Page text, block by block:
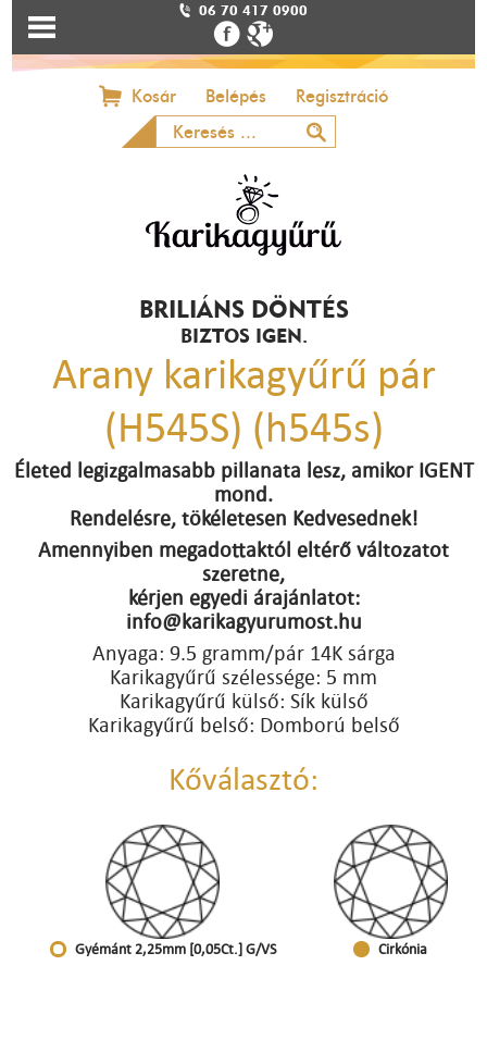
06 70 417 0900
Kosár Belépés Regisztráció
BRILIÁNS DÖNTÉS
BIZTOS IGEN.
Arany karikagyűrű pár
(H545S) (h545s)
Életed legizgalmasabb pillanata lesz, amikor IGENT
mond.
Rendelésre, tökéletesen Kedvesednek!
Amennyiben megadottaktól eltérő változatot
szeretne,
kérjen egyedi árajánlatot:
info@karikagyurumost.hu
Anyaga: 9.5 gramm/pár 14K sárga
Karikagyűrű szélessége: 5 mm
Karikagyűrű külső: Sík külső
Karikagyűrű belső: Domború belső
Kőválasztó:
Gyémánt 2,25mm [0,05Ct.] G/VS Cirkónia